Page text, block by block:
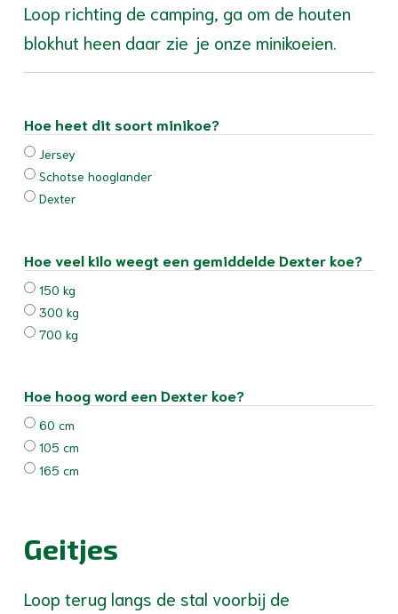
Loop richting de camping, ga om de houten
blokhut heen daar zie je onze minikoeien.
Hoe heet dit soort minikoe?
Jersey
Schotse hooglander
Dexter
Hoe veel kilo weegt een gemiddelde Dexter koe?
150 kg
300 kg
700 kg
Hoe hoog word een Dexter koe?
60 cm
105 cm
165 cm
Geitjes
Loop terug langs de stal voorbij de